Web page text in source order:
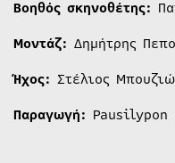
Βοηθός σκηνοθέτης:
Μοντάζ: Δημήτρης
Ήχος: Στέλιος
Παραγωγή: